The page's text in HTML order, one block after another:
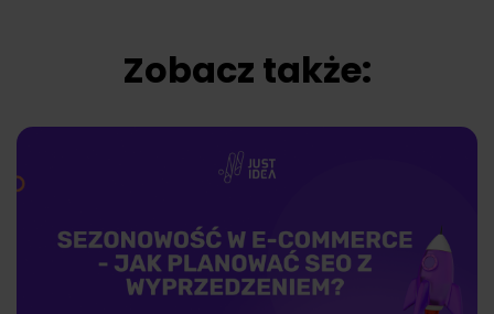
Zobacz także: